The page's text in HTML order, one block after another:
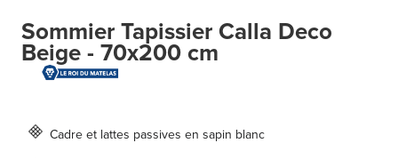
Sommier Tapissier Calla Deco
Beige - 70x200 cm
Cadre et lattes passives en sapin blanc